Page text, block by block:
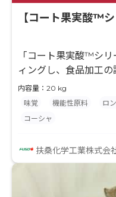
【コート果実酸™シ
「コート果実酸™シ
ィングし、食品加工
す。pHや温度に応じ
るため、製菓、製パ
広い用途で活躍。酸
たカスタマイズも可
内容量：20 kg
味覚
機能性原料 ロ
コーシャ
扶桑化学工業株式会